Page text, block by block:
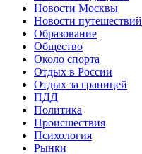
Новости Москвы
Новости путешествий
Образование
Общество
Около спорта
Отдых в России
Отдых за границей
ПДД
Политика
Происшествия
Психология
Рынки